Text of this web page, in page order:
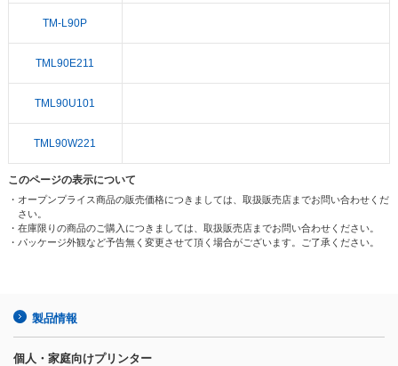
TM-L90P
TML90E211
TML90U101
TML90W221
このページの表示について
・オープンプライス商品の販売価格につきましては、取扱販売店までお問い合わせくだ
さい。
・在庫限りの商品のご購入につきましては、取扱販売店までお問い合わせください。
・パッケージ外観など予告無く変更させて頂く場合がございます。ご了承ください。
製品情報
個人・家庭向けプリンター